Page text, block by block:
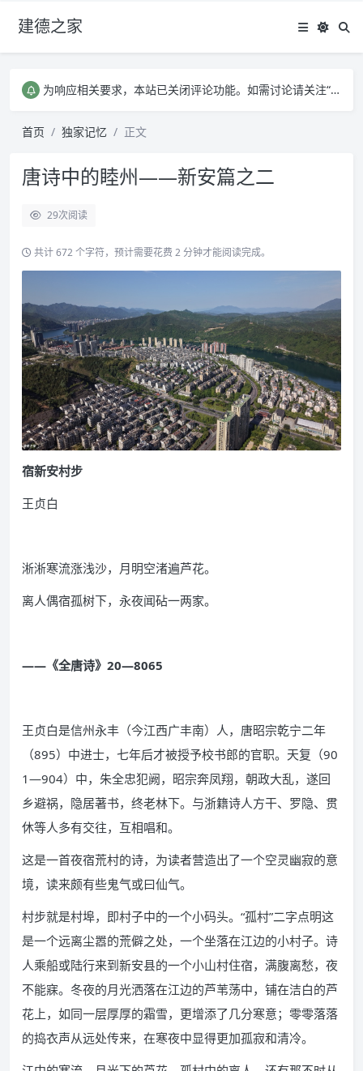
建德之家
为响应相关要求，本站已关闭评论功能。如需讨论请关注“建德之家”公众号，谢谢。
为响应相关要求，本站已关闭评论功能。如需讨论请关注“建德之家”公众号，谢谢。
首页 独家记忆 正文
唐诗中的睦州——新安篇之二
29次阅读
共计 672 个字符，预计需要花费 2 分钟才能阅读完成。
宿新安村步
王贞白
淅淅寒流涨浅沙，月明空渚遍芦花。
离人偶宿孤树下，永夜闻砧一两家。
——《全唐诗》20—8065
王贞白是信州永丰（今江西广丰南）人，唐昭宗乾宁二年
（895）中进士，七年后才被授予校书郎的官职。天复（90
1—904）中，朱全忠犯阙，昭宗奔凤翔，朝政大乱，遂回
乡避祸，隐居著书，终老林下。与浙籍诗人方干、罗隐、贯
休等人多有交往，互相唱和。
这是一首夜宿荒村的诗，为读者营造出了一个空灵幽寂的意
境，读来颇有些鬼气或曰仙气。
村步就是村埠，即村子中的一个小码头。“孤村”二字点明这
是一个远离尘嚣的荒僻之处，一个坐落在江边的小村子。诗
人乘船或陆行来到新安县的一个小山村住宿，满腹离愁，夜
不能寐。冬夜的月光洒落在江边的芦苇荡中，铺在洁白的芦
花上，如同一层厚厚的霜雪，更增添了几分寒意；零零落落
的捣衣声从远处传来，在寒夜中显得更加孤寂和清冷。